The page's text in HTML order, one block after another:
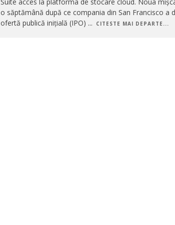
o săptămână după ce compania din San Francisco a
ofertă publică inițială (IPO) ... CITESTE MAI DEPARTE...